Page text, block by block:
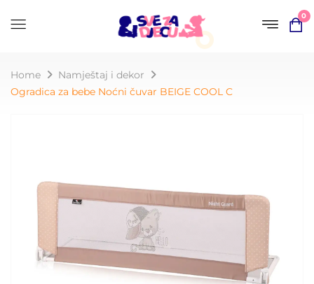
0
Home
Namještaj i dekor
Ogradica za bebe Noćni čuvar BEIGE COOL C